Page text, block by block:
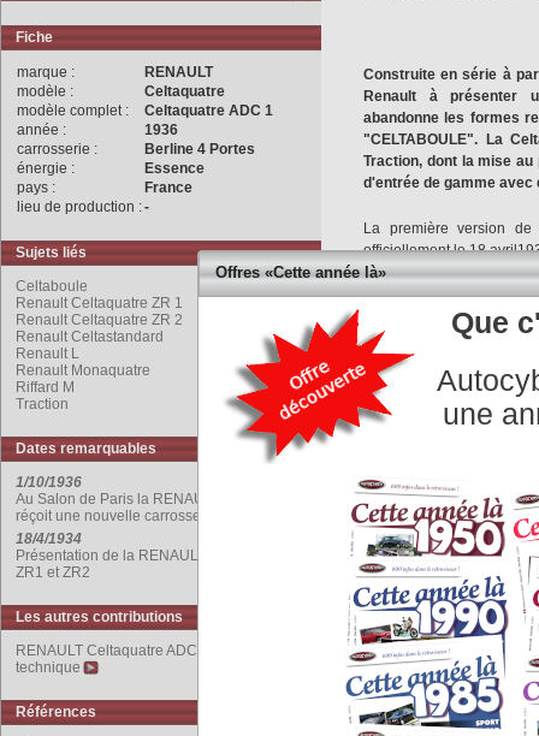
Fiche
marque :
RENAULT
modèle :
Celtaquatre
modèle complet :
Celtaquatre ADC 1
année :
1936
carrosserie :
Berline 4 Portes
énergie :
Essence
pays :
France
lieu de production :-
Sujets liés
Celtaboule
Renault Celtaquatre ZR 1
Renault Celtaquatre ZR 2
Renault Celtastandard
Renault L
Renault Monaquatre
Riffard M
Traction
Dates remarquables
1/10/1936
Au Salon de Paris la RENAULT Celtaquatre
réçoit une nouvelle carrosserie.
18/4/1934
Présentation de la RENAULT Celtaquatre Type
ZR1 et ZR2
Les autres contributions
RENAULT Celtaquatre ADC 1 1936 : fiche
technique
Références
Construite en série à
Renault à présenter
abandonne les formes
"CELTABOULE". La
Traction, dont la mise
d'entrée de gamme
La première version
officiellement le 18
Traction.
Toujours
conservatrice qui préfère
La Celtaquatrene
ni pour son élégance, ni
Le moteur provient dela
Au salon d’octobre 1935,
Renault,la
s’inspirant directement
précédente, dessinée par
Les caisses sont
dela
Au printemps 1936, la
économique baptisée
moins cher que le modèle
Offres «Cette année là»
Que
une